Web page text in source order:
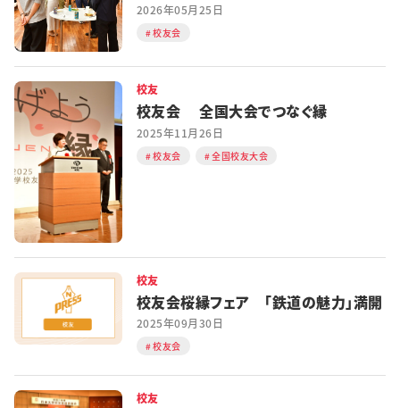
2026年05月25日
校友会
校友
校友会 全国大会でつなぐ縁
2025年11月26日
校友会 全国校友大会
校友
校友会桜縁フェア 「鉄道の魅力」満開
2025年09月30日
校友会
校友